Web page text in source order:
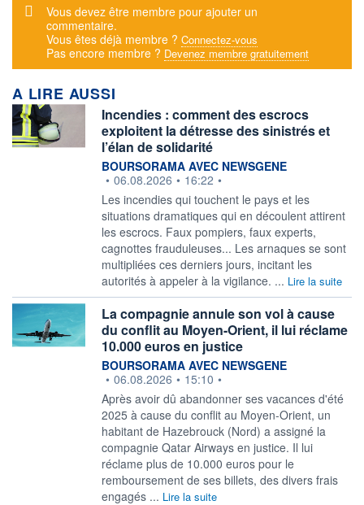
Message d'alerte
Vous devez être membre pour ajouter un
commentaire.
Vous êtes déjà membre ? Connectez-vous
Pas encore membre ? Devenez membre gratuitement
A LIRE AUSSI
Incendies : comment des escrocs
exploitent la détresse des sinistrés et
l’élan de solidarité
information fournie par
BOURSORAMA AVEC NEWSGENE
• 06.08.2026 • 16:22 •
Les incendies qui touchent le pays et les
situations dramatiques qui en découlent attirent
les escrocs. Faux pompiers, faux experts,
cagnottes frauduleuses... Les arnaques se sont
multipliées ces derniers jours, incitant les
autorités à appeler à la vigilance. ... Lire la suite
La compagnie annule son vol à cause
du conflit au Moyen-Orient, il lui réclame
10.000 euros en justice
information fournie par
BOURSORAMA AVEC NEWSGENE
• 06.08.2026 • 15:10 •
Après avoir dû abandonner ses vacances d'été
2025 à cause du conflit au Moyen-Orient, un
habitant de Hazebrouck (Nord) a assigné la
compagnie Qatar Airways en justice. Il lui
réclame plus de 10.000 euros pour le
remboursement de ses billets, des divers frais
engagés ... Lire la suite